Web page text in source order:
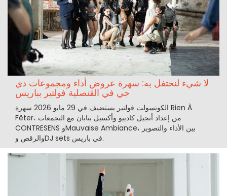
لا شيء لنحتفل به: سهرة عروض أداء ومجموعات دي
جي في القنصلية فولتير بباريس
الكونسولت فولتير يستضيف في 29 مايو 2026 سهرة Rien À
Fêter، من إعداد أنجيل كادييو وأكسيل بنابان مع التجمعات
CONTRESENS وMauvaise Ambiance، بين الأداء والتصوير
والرقص وDJ sets في باريس.